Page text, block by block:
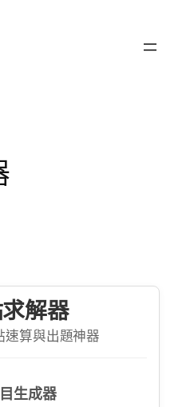
解器
速算與出題神器
生成器